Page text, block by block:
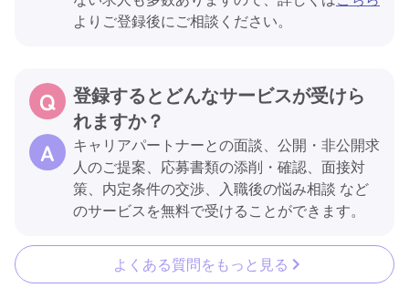
よりご登録後にご相談ください。
登録するとどんなサービスが受けら
れますか？
キャリアパートナーとの面談、公開・非公開求
人のご提案、応募書類の添削・確認、面接対
策、内定条件の交渉、入職後の悩み相談 など
のサービスを無料で受けることができます。
よくある質問をもっと見る